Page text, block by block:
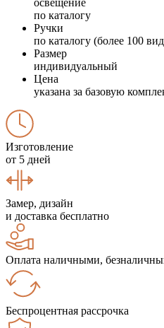
по каталогу
Ручки
по каталогу (более 100
Размер
индивидуальный
Цена
указана за базовую
Изготовление
от 5 дней
Замер, дизайн
и доставка бесплатно
Оплата наличными,
Беспроцентная рассрочка